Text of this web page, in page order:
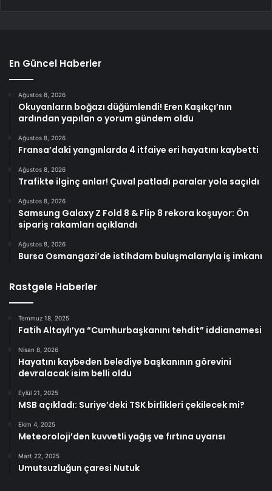
En Güncel Haberler
Ağustos 8, 2026
Okuyanların boğazı düğümlendi! Eren Kaşıkçı’nın
ardından yapılan o yorum gündem oldu
Ağustos 8, 2026
Fransa’daki yangınlarda 4 itfaiye eri hayatını kaybetti
Ağustos 8, 2026
Trafikte ilginç anlar! Çuval patladı paralar yola saçıldı
Ağustos 8, 2026
Samsung Galaxy Z Fold 8 & Flip 8 rekora koşuyor: Ön
sipariş rakamları açıklandı
Ağustos 8, 2026
Bursa Osmangazi’de istihdam buluşmalarıyla iş imkanı
Rastgele Haberler
Temmuz 18, 2025
Fatih Altaylı’ya “Cumhurbaşkanını tehdit” iddianamesi
Nisan 8, 2026
Hayatını kaybeden belediye başkanının görevini
devralacak isim belli oldu
Eylül 21, 2025
MSB açıkladı: Suriye’deki TSK birlikleri çekilecek mi?
Ekim 4, 2025
Meteoroloji’den kuvvetli yağış ve fırtına uyarısı
Mart 22, 2025
Umutsuzluğun çaresi Nutuk